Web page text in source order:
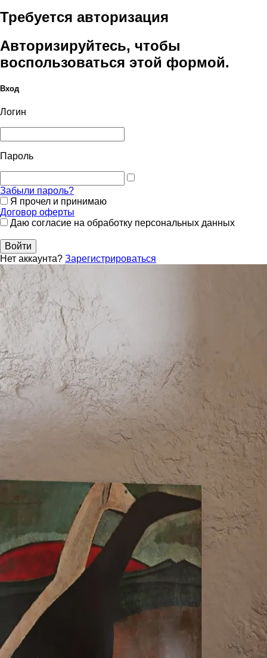
Требуется авторизация
Авторизируйтесь, чтобы
воспользоваться этой формой.
Вход
Логин
Пароль
Забыли пароль?
Я прочел и принимаю
Договор оферты
Даю согласие на обработку персональных данных
Войти
Нет аккаунта? Зарегистрироваться